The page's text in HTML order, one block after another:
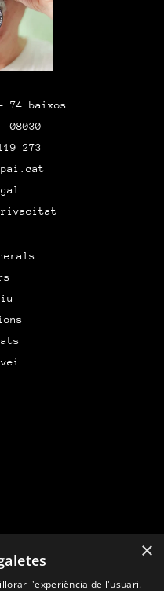
74 baixos.
08030
273
Europea –
×
l'experiència de l'usuari.